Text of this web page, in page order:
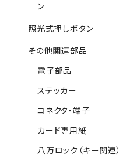
ン
照光式押しボタン
その他関連部品
電子部品
ステッカー
コネクタ・端子
カード専用紙
八万ロック（キー関連）